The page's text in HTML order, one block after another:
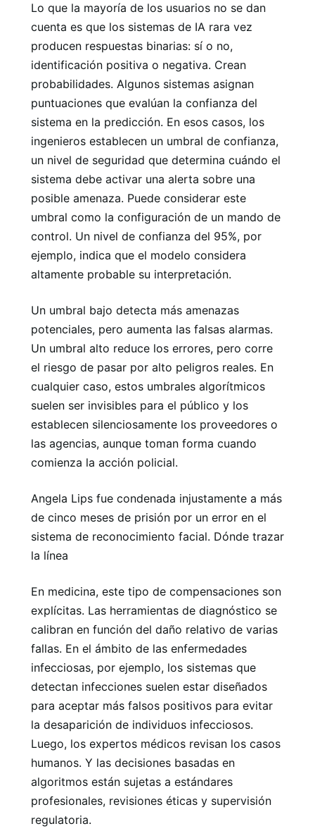
Lo que la mayoría de los usuarios no se dan
cuenta es que los sistemas de IA rara vez
producen respuestas binarias: sí o no,
identificación positiva o negativa. Crean
probabilidades. Algunos sistemas asignan
puntuaciones que evalúan la confianza del
sistema en la predicción. En esos casos, los
ingenieros establecen un umbral de confianza,
un nivel de seguridad que determina cuándo el
sistema debe activar una alerta sobre una
posible amenaza. Puede considerar este
umbral como la configuración de un mando de
control. Un nivel de confianza del 95%, por
ejemplo, indica que el modelo considera
altamente probable su interpretación.
Un umbral bajo detecta más amenazas
potenciales, pero aumenta las falsas alarmas.
Un umbral alto reduce los errores, pero corre
el riesgo de pasar por alto peligros reales. En
cualquier caso, estos umbrales algorítmicos
suelen ser invisibles para el público y los
establecen silenciosamente los proveedores o
las agencias, aunque toman forma cuando
comienza la acción policial.
Angela Lips fue condenada injustamente a más
de cinco meses de prisión por un error en el
sistema de reconocimiento facial. Dónde trazar
la línea
En medicina, este tipo de compensaciones son
explícitas. Las herramientas de diagnóstico se
calibran en función del daño relativo de varias
fallas. En el ámbito de las enfermedades
infecciosas, por ejemplo, los sistemas que
detectan infecciones suelen estar diseñados
para aceptar más falsos positivos para evitar
la desaparición de individuos infecciosos.
Luego, los expertos médicos revisan los casos
humanos. Y las decisiones basadas en
algoritmos están sujetas a estándares
profesionales, revisiones éticas y supervisión
regulatoria.